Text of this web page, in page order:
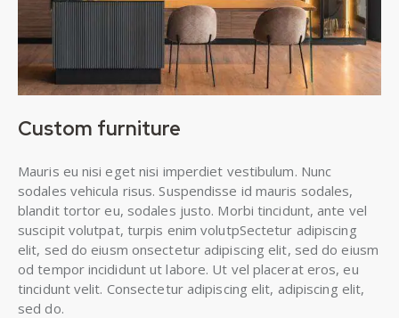
Custom furniture
Mauris eu nisi eget nisi imperdiet vestibulum. Nunc
sodales vehicula risus. Suspendisse id mauris sodales,
blandit tortor eu, sodales justo. Morbi tincidunt, ante vel
suscipit volutpat, turpis enim volutpSectetur adipiscing
elit, sed do eiusm onsectetur adipiscing elit, sed do eiusm
od tempor incididunt ut labore. Ut vel placerat eros, eu
tincidunt velit. Consectetur adipiscing elit, adipiscing elit,
sed do.